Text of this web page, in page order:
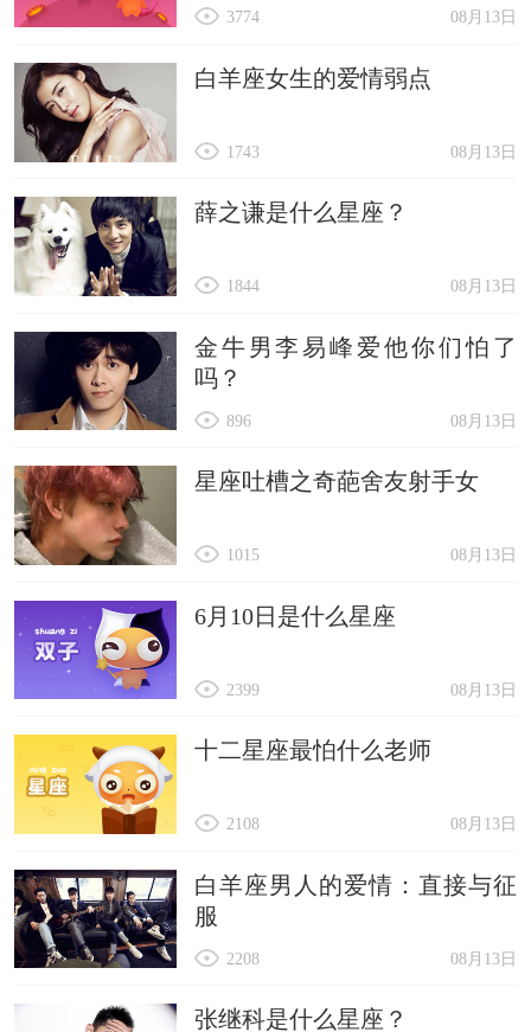
08月13日
3774
白羊座女生的爱情弱点
08月13日
1743
薛之谦是什么星座？
08月13日
1844
金牛男李易峰爱他你们怕了
吗？
08月13日
896
星座吐槽之奇葩舍友射手女
08月13日
1015
6月10日是什么星座
08月13日
2399
十二星座最怕什么老师
08月13日
2108
白羊座男人的爱情：直接与征
服
08月13日
2208
张继科是什么星座？